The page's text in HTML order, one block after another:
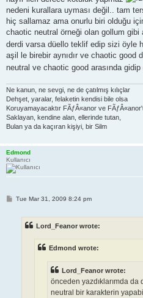
nedeni kurallara uyması değil.. tam
hiç sallamaz ama onurlu biri olduğu
chaotic neutral örneği olan gollum
derdi varsa düello teklif edip sizi öyle
aşil le birebir aynıdır ve chaotic good
neutral ve chaotic good arasında gidip
Ne kanun, ne sevgi, ne de çatılmış kılıçlar
Dehşet, yaralar, felaketin kendisi bile olsa
Koruyamayacaktır FÃƒÂ«anor ve
Saklayan, kendine alan, ellerinde tutan,
Bulan ya da kaçıran kişiyi, bir Silm
Edmond
Kullanıcı
PTue Mar 31, 2009 8:24 pm
Lord_Feanor wrote:
Edmond wrote:
Lord_Feanor wrote:
önceden yazdıklarımda
neutral bir karakterin